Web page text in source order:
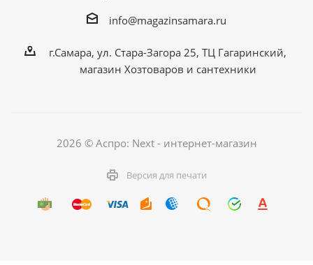
info@magazinsamara.ru
г.Самара, ул. Стара-Загора 25, ТЦ Гагаринский,
магазин Хозтоваров и сантехники
2026 © Аспро: Next - интернет-магазин
Версия для печати